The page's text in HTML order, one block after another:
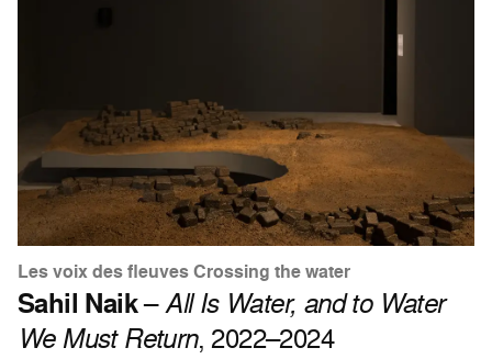
Les voix des fleuves Crossing the water
Sahil Naik–All Is Water, and to Water
We Must Return, 2022–2024